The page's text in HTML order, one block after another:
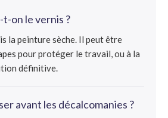
on le vernis ?
la peinture sèche. Il peut être
pour protéger le travail, ou à la
définitive.
avant les décalcomanies ?